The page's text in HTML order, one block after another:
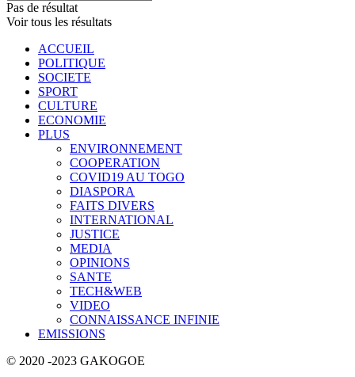
Pas de résultat
Voir tous les résultats
ACCUEIL
POLITIQUE
SOCIETE
SPORT
CULTURE
ECONOMIE
PLUS
ENVIRONNEMENT
COOPERATION
COVID19 AU TOGO
DIASPORA
FAITS DIVERS
INTERNATIONAL
JUSTICE
MEDIA
OPINIONS
SANTE
TECH&WEB
VIDEO
CONNAISSANCE INFINIE
EMISSIONS
© 2020 -2023 GAKOGOE